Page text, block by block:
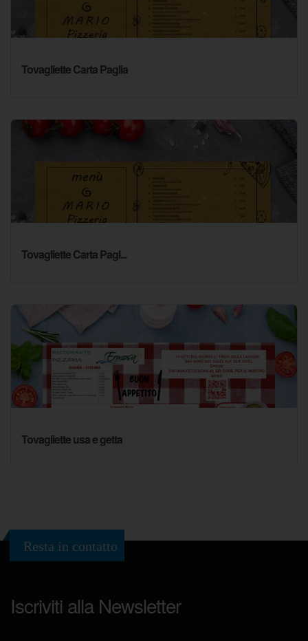
Tovagliette Carta Paglia
Tovagliette Carta Pagl...
Tovagliette usa e getta
Resta in contatto
Iscriviti alla Newsletter